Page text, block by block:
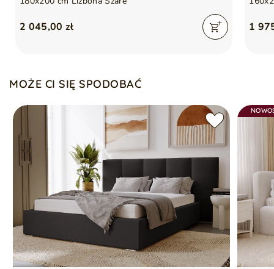
2 045,00 zł 1
MOŻE CI SIĘ SPODOBAĆ